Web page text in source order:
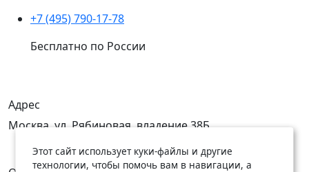
+7 (495) 790-17-78
Бесплатно по России
Адрес
Москва, ул. Рябиновая, владение 38Б
Этот сайт использует куки-файлы и другие
технологии, чтобы помочь вам в навигации, а